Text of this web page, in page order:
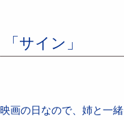
「サイン」
映画の日なので、姉と一